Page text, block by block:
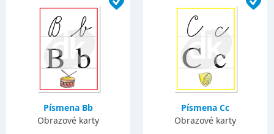
Písmena Bb
Obrazové karty
Písmena Cc
Obrazové karty